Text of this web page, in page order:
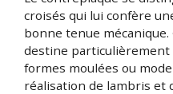
croisés qui lui confère
bonne tenue
destine particulièrement
formes moulées ou
réalisation de lambris et